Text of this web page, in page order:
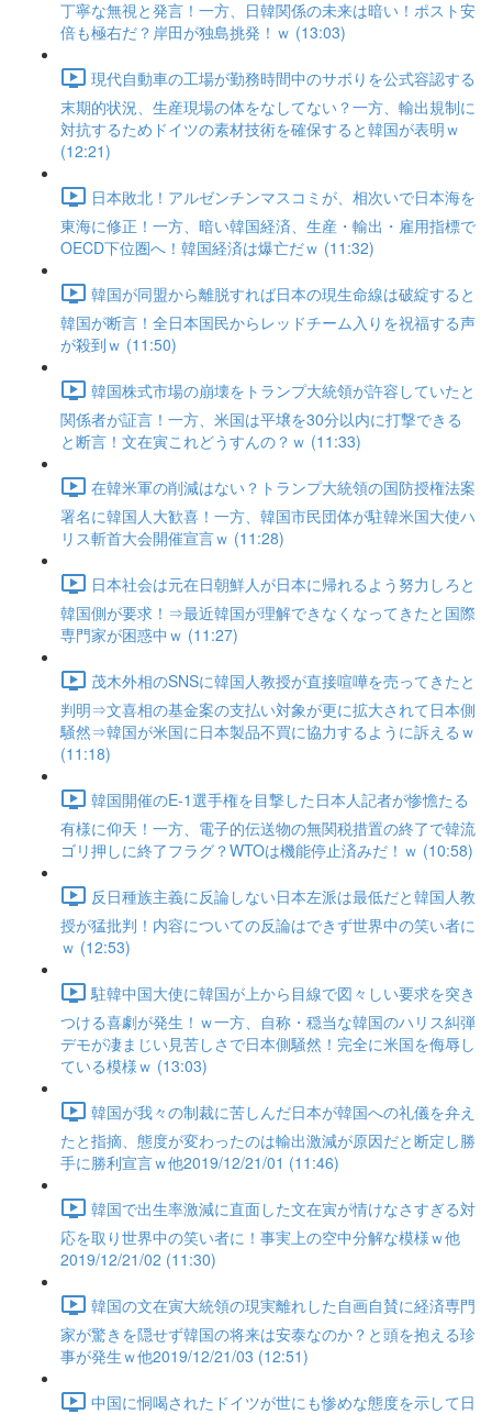
丁寧な無視と発言！一方、日韓関係の未来は暗い！ポスト安
倍も極右だ？岸田が独島挑発！ｗ (13:03)
現代自動車の工場が勤務時間中のサボりを公式容認する
末期的状況、生産現場の体をなしてない？一方、輸出規制に
対抗するためドイツの素材技術を確保すると韓国が表明ｗ
(12:21)
日本敗北！アルゼンチンマスコミが、相次いで日本海を
東海に修正！一方、暗い韓国経済、生産・輸出・雇用指標で
OECD下位圏へ！韓国経済は爆亡だｗ (11:32)
韓国が同盟から離脱すれば日本の現生命線は破綻すると
韓国が断言！全日本国民からレッドチーム入りを祝福する声
が殺到ｗ (11:50)
韓国株式市場の崩壊をトランプ大統領が許容していたと
関係者が証言！一方、米国は平壌を30分以内に打撃できる
と断言！文在寅これどうすんの？ｗ (11:33)
在韓米軍の削減はない？トランプ大統領の国防授権法案
署名に韓国人大歓喜！一方、韓国市民団体が駐韓米国大使ハ
リス斬首大会開催宣言ｗ (11:28)
日本社会は元在日朝鮮人が日本に帰れるよう努力しろと
韓国側が要求！⇒最近韓国が理解できなくなってきたと国際
専門家が困惑中ｗ (11:27)
茂木外相のSNSに韓国人教授が直接喧嘩を売ってきたと
判明⇒文喜相の基金案の支払い対象が更に拡大されて日本側
騒然⇒韓国が米国に日本製品不買に協力するように訴えるｗ
(11:18)
韓国開催のE-1選手権を目撃した日本人記者が惨憺たる
有様に仰天！一方、電子的伝送物の無関税措置の終了で韓流
ゴリ押しに終了フラグ？WTOは機能停止済みだ！ｗ (10:58)
反日種族主義に反論しない日本左派は最低だと韓国人教
授が猛批判！内容についての反論はできず世界中の笑い者に
ｗ (12:53)
駐韓中国大使に韓国が上から目線で図々しい要求を突き
つける喜劇が発生！ｗ一方、自称・穏当な韓国のハリス糾弾
デモが凄まじい見苦しさで日本側騒然！完全に米国を侮辱し
ている模様ｗ (13:03)
韓国が我々の制裁に苦しんだ日本が韓国への礼儀を弁え
たと指摘、態度が変わったのは輸出激減が原因だと断定し勝
手に勝利宣言ｗ他2019/12/21/01 (11:46)
韓国で出生率激減に直面した文在寅が情けなさすぎる対
応を取り世界中の笑い者に！事実上の空中分解な模様ｗ他
2019/12/21/02 (11:30)
韓国の文在寅大統領の現実離れした自画自賛に経済専門
家が驚きを隠せず韓国の将来は安泰なのか？と頭を抱える珍
事が発生ｗ他2019/12/21/03 (12:51)
中国に恫喝されたドイツが世にも惨めな態度を示して日